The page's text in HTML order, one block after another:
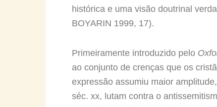
histórica e uma visão doutrinal
BOYARIN 1999, 17).
Primeiramente introduzido pelo
ao conjunto de crenças que os
expressão assumiu maior
séc. xx, lutam contra o